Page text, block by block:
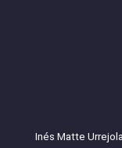
Inés Matte